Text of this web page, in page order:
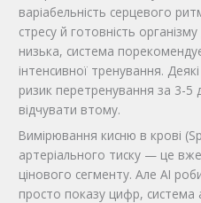
варіабельність серцевого
стресу й готовність
низька, система
інтенсивної тренування.
ризик перетренування за 3-5
відчувати втому.
Вимірювання кисню в крові
артеріального тиску — це
цінового сегменту. Але AI
просто показу цифр, система